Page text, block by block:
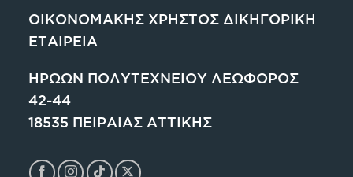
ΟΙΚΟΝΟΜΑΚΗΣ ΧΡΗΣΤΟΣ ΔΙΚΗΓΟΡΙΚΗ
ΕΤΑΙΡΕΙΑ
ΗΡΩΩΝ ΠΟΛΥΤΕΧΝΕΙΟΥ ΛΕΩΦΟΡΟΣ
42-44
18535 ΠΕΙΡΑΙΑΣ ΑΤΤΙΚΗΣ